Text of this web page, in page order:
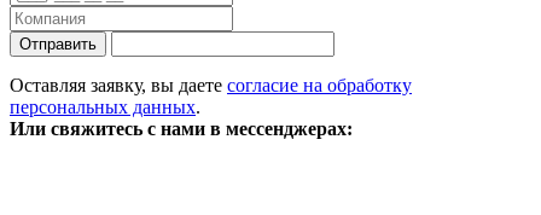
Отправить
Оставляя заявку, вы даете согласие на обработку
персональных данных.
Или свяжитесь с нами в мессенджерах: